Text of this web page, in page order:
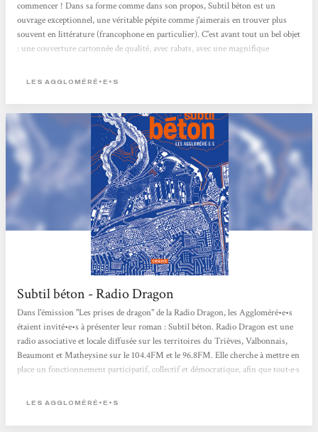
commencer ! Dans sa forme comme dans son propos, Subtil béton est un
ouvrage exceptionnel, une véritable pépite comme j'aimerais en trouver plus
souvent en littérature (francophone en particulier). C'est avant tout un bel objet
: une couverture cartonnée de qualité, avec rabats, avec une magnifique
livre. L'un des rabats renferme une grande carte à déplier, pour s'immerger
révolutionnaire....
LES AGGLOMÉRÉ•E•S
Subtil béton - Radio Dragon
Dans l'émission "Les prises de dragon" de la Radio Dragon, les Aggloméré•e•s
étaient invité•e•s à présenter leur roman : Subtil béton. Radio Dragon est une
radio associative et locale diffusée sur les territoires du Trièves, Valbonnais,
Beaumont et Matheysine sur le 104.4FM et le 96.8FM. Elle cherche à mettre en
place un fonctionnement participatif, collectif et démocratique, afin que tout·e·s
LES AGGLOMÉRÉ•E•S